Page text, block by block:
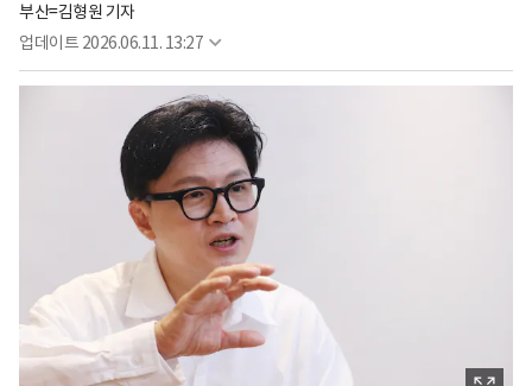
부산=김형원 기자
업데이트 2026.06.11. 13:27